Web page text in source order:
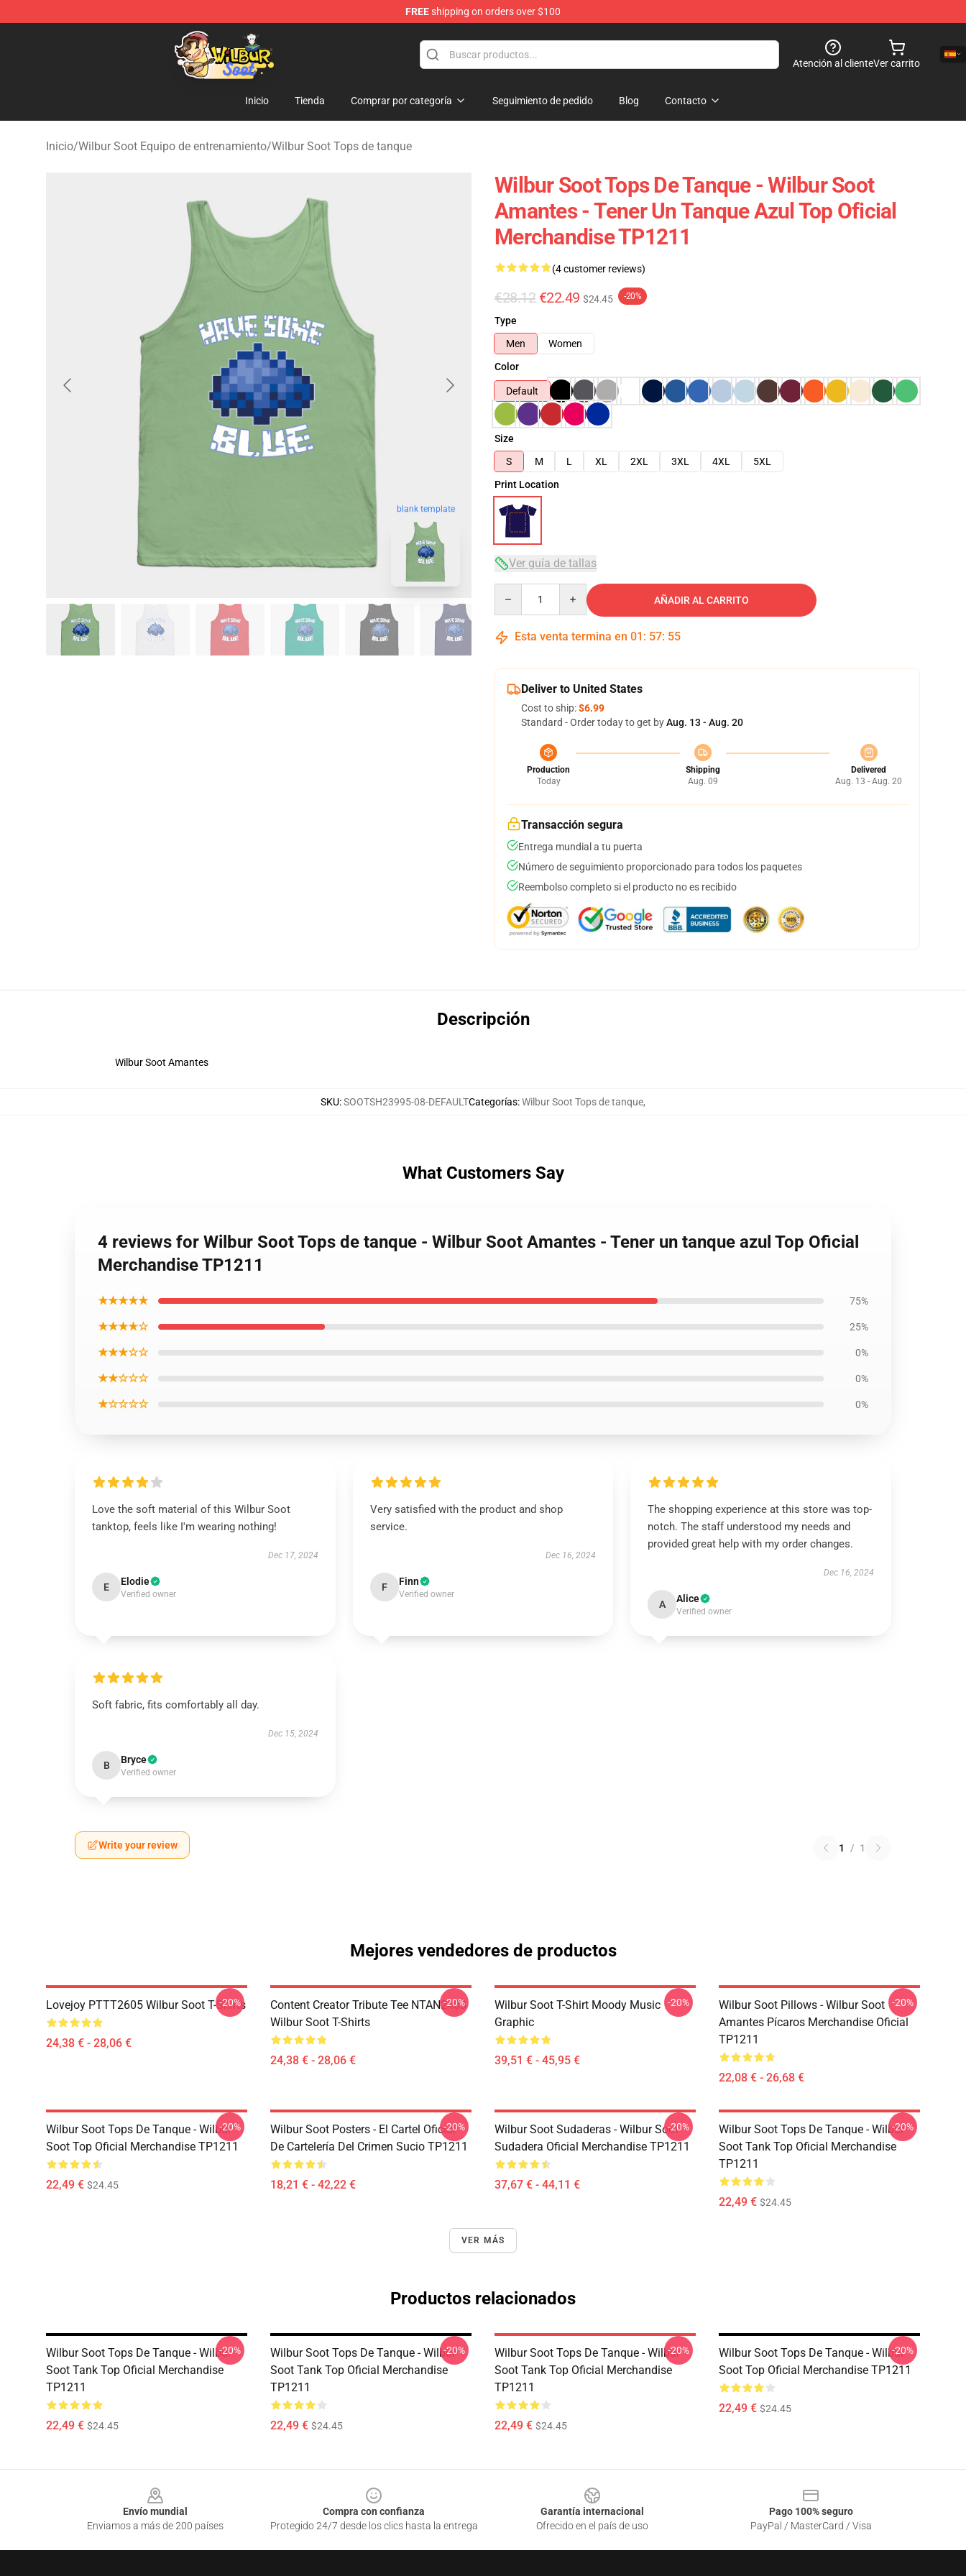
FREEshipping on orders over $100
Wilbur Soot Shop - Official Wilbur Soot Merchandise Store
Atención al clienteVer carrito
Inicio Tienda Comprar por categoría Seguimiento de pedido Blog Contacto
Inicio/Wilbur Soot Equipo de entrenamiento/Wilbur Soot Tops de tanque
blank template
Wilbur Soot Tops De Tanque - Wilbur Soot
Amantes - Tener Un Tanque Azul Top Oficial
Merchandise TP1211
(4 customer reviews)
€28.12 €22.49 $24.45 -20%
Type
Men
Women
Color
Default
Size
S
M L XL 2XL 3XL 4XL
5XL
Print Location
Ver guía de tallas
AÑADIR AL CARRITO
Esta venta termina en 01 : 57: 54
Deliver to United States
Cost to ship:$6.99
Standard - Order today to get byAug. 13 - Aug. 20
Production
Today
Shipping
Aug. 09
Delivered
Aug. 13 - Aug. 20
Transacción segura
Entrega mundial a tu puerta
Número de seguimiento proporcionado para todos los paquetes
Reembolso completo si el producto no es recibido
Descripción
Wilbur Soot Amantes
SKU:SOOTSH23995-08-DEFAULTCategorías:Wilbur Soot Tops de tanque,
What Customers Say
4 reviews for Wilbur Soot Tops de tanque - Wilbur Soot Amantes - Tener un tanque azul Top Oficial
Merchandise TP1211
★★★★★ 75%
★★★★☆ 25%
★★★☆☆ 0%
★★☆☆☆ 0%
★☆☆☆☆ 0%
Love the soft material of this Wilbur Soot
tanktop, feels like I'm wearing nothing!
Dec 17, 2024
E Elodie
Verified owner
Very satisfied with the product and shop
service.
Dec 16, 2024
F Finn
Verified owner
The shopping experience at this store was top-
notch. The staff understood my needs and
provided great help with my order changes.
Dec 16, 2024
A Alice
Verified owner
Soft fabric, fits comfortably all day.
Dec 15, 2024
B Bryce
Verified owner
Write your review 1 / 1
Mejores vendedores de productos
Lovejoy PTTT2605 Wilbur Soot T-Shirts
24,38 € - 28,06 €
-20%
Content Creator Tribute Tee NTAN2403
Wilbur Soot T-Shirts
24,38 € - 28,06 €
-20%
Wilbur Soot T-Shirt Moody Music
Graphic
39,51 € - 45,95 €
-20%
Wilbur Soot Pillows - Wilbur Soot
Amantes Pícaros Merchandise Oficial
TP1211
22,08 € - 26,68 €
-20%
Wilbur Soot Tops De Tanque - Wilbur
Soot Top Oficial Merchandise TP1211
22,49 € $24.45
-20%
Wilbur Soot Posters - El Cartel Oficial
De Cartelería Del Crimen Sucio TP1211
18,21 € - 42,22 €
-20%
Wilbur Soot Sudaderas - Wilbur Soot
Sudadera Oficial Merchandise TP1211
37,67 € - 44,11 €
-20%
Wilbur Soot Tops De Tanque - Wilbur
Soot Tank Top Oficial Merchandise
TP1211
22,49 € $24.45
-20%
VER MÁS
Productos relacionados
Wilbur Soot Tops De Tanque - Wilbur
Soot Tank Top Oficial Merchandise
TP1211
22,49 € $24.45
-20%
Wilbur Soot Tops De Tanque - Wilbur
Soot Tank Top Oficial Merchandise
TP1211
22,49 € $24.45
-20%
Wilbur Soot Tops De Tanque - Wilbur
Soot Tank Top Oficial Merchandise
TP1211
22,49 € $24.45
-20%
Wilbur Soot Tops De Tanque - Wilbur
Soot Top Oficial Merchandise TP1211
22,49 € $24.45
-20%
Envío mundial
Enviamos a más de 200 países
Compra con confianza
Protegido 24/7 desde los clics hasta la entrega
Garantía internacional
Ofrecido en el país de uso
Pago 100% seguro
PayPal / MasterCard / Visa